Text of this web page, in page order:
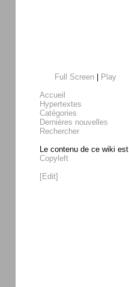
Full Screen|
Play
Accueil
Hypertextes
Catégories
Dernières nouvelles
Rechercher
Le contenu de ce wiki est
Copyleft
[Edit]